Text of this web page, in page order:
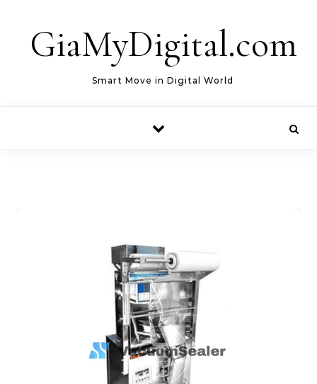
GiaMyDigital.com
Smart Move in Digital World